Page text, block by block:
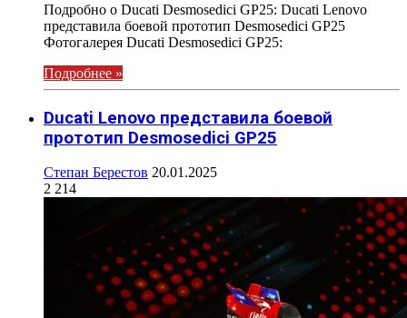
Подробно о Ducati Desmosedici GP25: Ducati Lenovo
представила боевой прототип Desmosedici GP25
Фотогалерея Ducati Desmosedici GP25:
Подробнее »
Ducati Lenovo представила боевой
прототип Desmosedici GP25
Степан Берестов 20.01.2025
2 214